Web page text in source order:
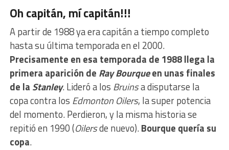
Oh capitán, mí capitán!!!
A partir de 1988 ya era capitán a tiempo completo
hasta su última temporada en el 2000.
Precisamente en esa temporada de 1988 llega la
primera aparición de Ray Bourqueen unas finales
de la Stanley. Lideró a los Bruinsa disputarse la
copa contra los Edmonton Oilers, la super potencia
del momento. Perdieron, y la misma historia se
repitió en 1990 (Oilersde nuevo).Bourque quería su
copa.